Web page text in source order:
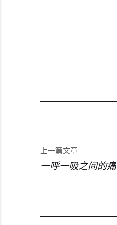
上一篇文章
一呼一吸之间的痛